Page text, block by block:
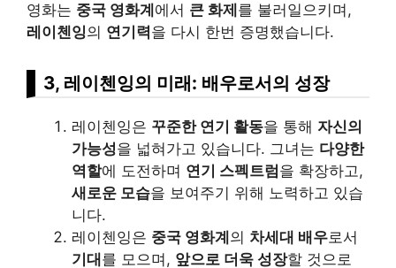
영화는 중국 영화계 에서 큰 화제 를 불러일으키며,
레이첸잉의 연기력을 다시 한번 증명했습니다.
3, 레이첸잉의 미래: 배우로서의 성장
레이첸잉은 꾸준한 연기 활동을 통해 자신의
가능성을 넓혀가고 있습니다. 그녀는 다양한
역할에 도전하며 연기 스펙트럼 을 확장하고,
새로운 모습을 보여주기 위해 노력하고 있습
니다.
레이첸잉은 중국 영화계 의 차세대 배우로서
기대 를 모으며, 앞으로 더욱 성장할 것으로